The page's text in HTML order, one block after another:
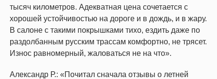
тысяч километров. Адекватная цена сочетается с
хорошей устойчивостью на дороге и в дождь, и в жару.
В салоне с такими покрышками тихо, ездить даже по
раздолбанным русским трассам комфортно, не трясет.
Износ равномерный, жаловаться не на что».
Александр Р.: «Почитал сначала отзывы о летней